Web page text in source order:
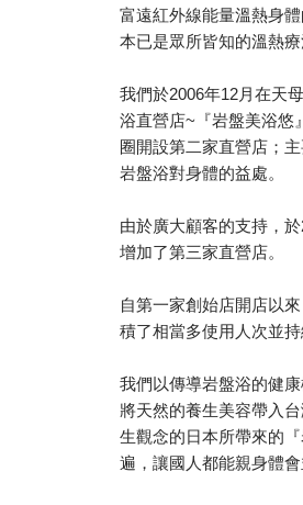
富遠紅外線能量溫熱身
本已是眾所皆知的溫熱療
我們於2006年12月在天
浴直營店~『岩盤美浴悠
圈開設第二家直營店；
岩盤浴對身體的益處。
由於廣大顧客的支持，
增加了第三家直營店。
自第一家創始店開店以
積了相當多使用人次並持
我們以傳導岩盤浴的健
將天然的養生美容帶入
生觀念的日本所帶來的
遍，讓國人都能親身體會